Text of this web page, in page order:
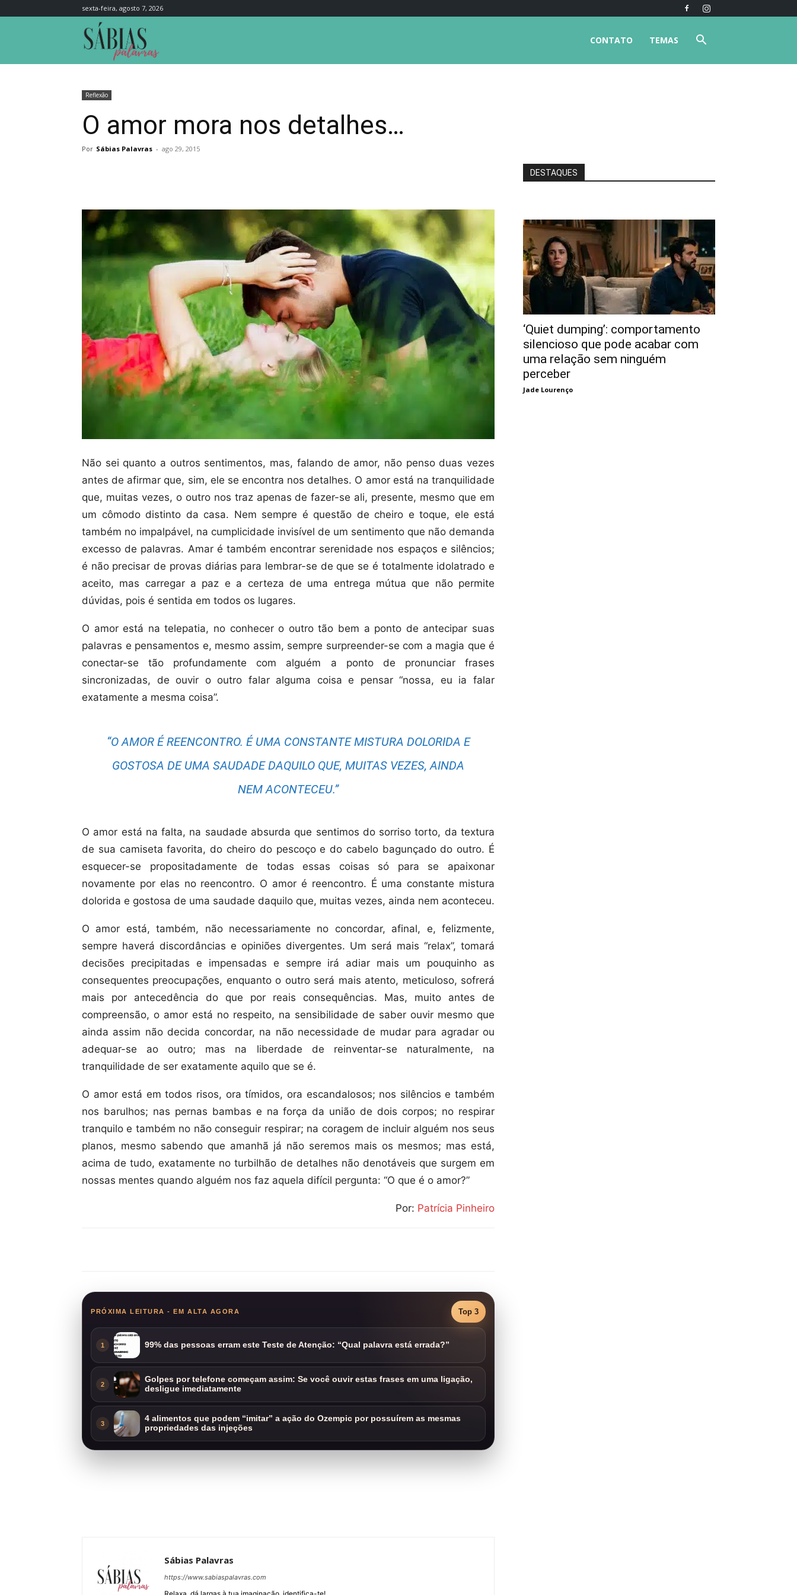
sexta-feira, agosto 7, 2026
TEMAS
CONTATO
Reflexão
O amor mora nos detalhes…
Por Sábias Palavras - ago 29, 2015
Não sei quanto a outros sentimentos, mas, falando de amor, não penso duas vezes
antes de afirmar que, sim, ele se encontra nos detalhes. O amor está na tranquilidade
que, muitas vezes, o outro nos traz apenas de fazer-se ali, presente, mesmo que em
um cômodo distinto da casa. Nem sempre é questão de cheiro e toque, ele está
também no impalpável, na cumplicidade invisível de um sentimento que não demanda
excesso de palavras. Amar é também encontrar serenidade nos espaços e silêncios;
é não precisar de provas diárias para lembrar-se de que se é totalmente idolatrado e
aceito, mas carregar a paz e a certeza de uma entrega mútua que não permite
dúvidas, pois é sentida em todos os lugares.
O amor está na telepatia, no conhecer o outro tão bem a ponto de antecipar suas
palavras e pensamentos e, mesmo assim, sempre surpreender-se com a magia que é
conectar-se tão profundamente com alguém a ponto de pronunciar frases
sincronizadas, de ouvir o outro falar alguma coisa e pensar “nossa, eu ia falar
exatamente a mesma coisa”.
“O AMOR É REENCONTRO. É UMA CONSTANTE MISTURA DOLORIDA E
GOSTOSA DE UMA SAUDADE DAQUILO QUE, MUITAS VEZES, AINDA
NEM ACONTECEU.”
O amor está na falta, na saudade absurda que sentimos do sorriso torto, da textura
de sua camiseta favorita, do cheiro do pescoço e do cabelo bagunçado do outro. É
esquecer-se propositadamente de todas essas coisas só para se apaixonar
novamente por elas no reencontro. O amor é reencontro. É uma constante mistura
dolorida e gostosa de uma saudade daquilo que, muitas vezes, ainda nem aconteceu.
O amor está, também, não necessariamente no concordar, afinal, e, felizmente,
sempre haverá discordâncias e opiniões divergentes. Um será mais “relax”, tomará
decisões precipitadas e impensadas e sempre irá adiar mais um pouquinho as
consequentes preocupações, enquanto o outro será mais atento, meticuloso, sofrerá
mais por antecedência do que por reais consequências. Mas, muito antes de
compreensão, o amor está no respeito, na sensibilidade de saber ouvir mesmo que
ainda assim não decida concordar, na não necessidade de mudar para agradar ou
adequar-se ao outro; mas na liberdade de reinventar-se naturalmente, na
tranquilidade de ser exatamente aquilo que se é.
O amor está em todos risos, ora tímidos, ora escandalosos; nos silêncios e também
nos barulhos; nas pernas bambas e na força da união de dois corpos; no respirar
tranquilo e também no não conseguir respirar; na coragem de incluir alguém nos seus
planos, mesmo sabendo que amanhã já não seremos mais os mesmos; mas está,
acima de tudo, exatamente no turbilhão de detalhes não denotáveis que surgem em
nossas mentes quando alguém nos faz aquela difícil pergunta: “O que é o amor?”
Por: Patrícia Pinheiro
PRÓXIMA LEITURA - EM ALTA AGORA Top 3
1 99% das pessoas erram este Teste de Atenção: “Qual palavra está errada?”
2
Golpes por telefone começam assim: Se você ouvir estas frases em uma ligação,
desligue imediatamente
3
4 alimentos que podem “imitar” a ação do Ozempic por possuírem as mesmas
propriedades das injeções
Sábias Palavras
https://www.sabiaspalavras.com
DESTAQUES
‘Quiet dumping’: comportamento
silencioso que pode acabar com
uma relação sem ninguém
perceber
Jade Lourenço